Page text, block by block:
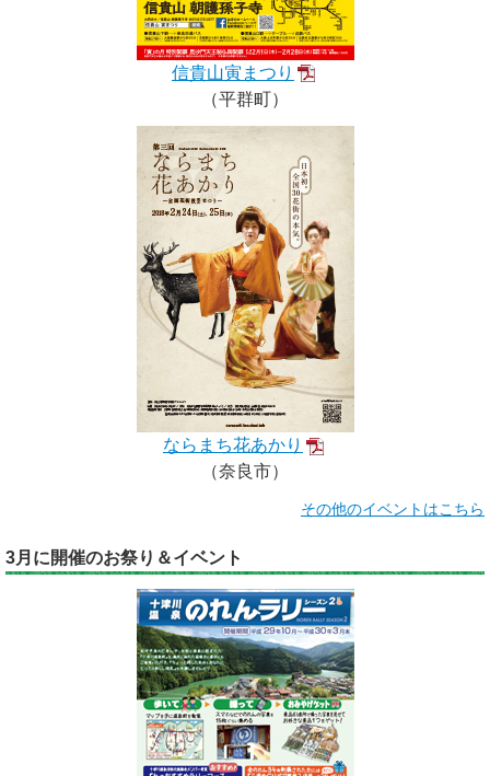
信貴山寅まつり
（平群町）
ならまち花あかり
（奈良市）
その他のイベントはこちら
3月に開催のお祭り＆イベント